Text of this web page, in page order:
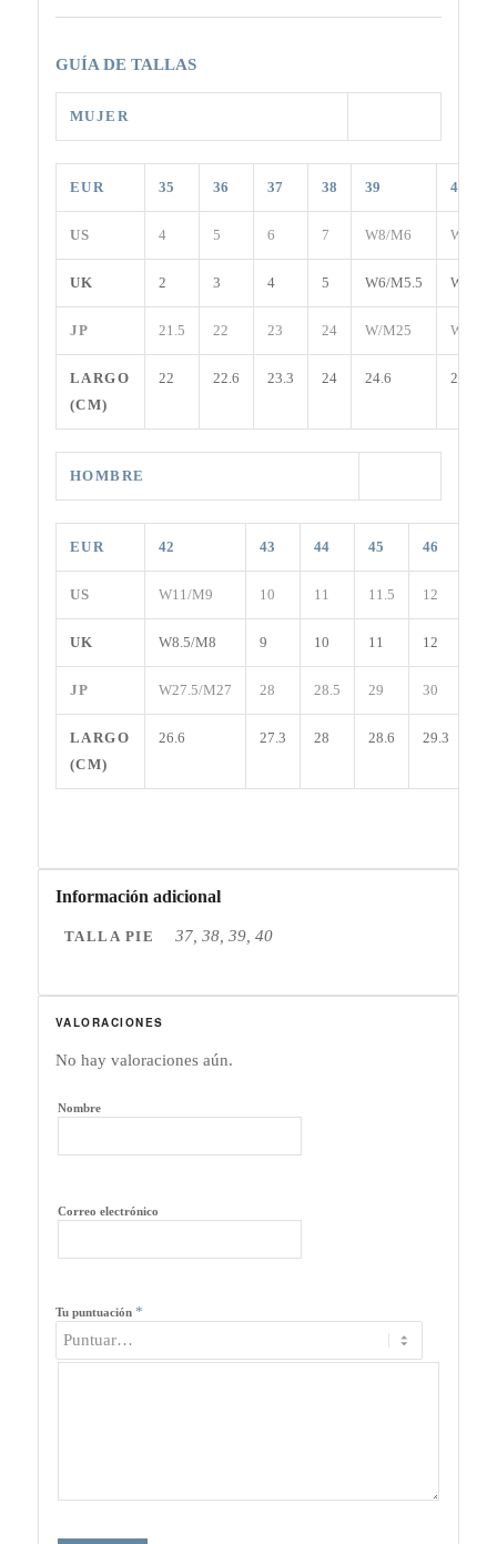
GUÍA DE TALLAS
MUJER
EUR 35 36 37 38 39 40
US 4 5 6 7 W8/M6 W9/M7
UK 2 3 4 5 W6/M5.5 W7/M6
JP 21.5 22 23 24 W/M25 W/
LARGO
(CM)
22 22.6 23.3 24 24.6 25.3
HOMBRE
EUR 42 43 44 45 46
US W11/M9 10 11 11.5 12
UK W8.5/M8 9 10 11 12
JP W27.5/M27 28 28.5 29 30
LARGO
(CM)
26.6 27.3 28 28.6 29.3
Información adicional
TALLA PIE 37, 38, 39, 40
VALORACIONES
No hay valoraciones aún.
Nombre
Correo electrónico
Tu puntuación *